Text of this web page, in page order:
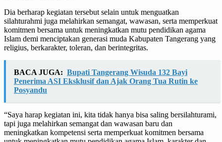
Dia berharap kegiatan tersebut selain untuk menguatkan
silahturahmi juga melahirkan semangat, wawasan, serta memperkuat
komitmen bersama untuk meningkatkan mutu pendidikan agama
Islam demi menciptakan generasi muda Kabupaten Tangerang yang
religius, berkarakter, toleran, dan berintegritas.
BACA JUGA: Bupati Tangerang Wisuda 132 Bayi
Penerima ASI Eksklusif dan Ajak Orang Tua Rutin ke
Posyandu
“Saya harap kegiatan ini, kita tidak hanya bisa saling bersilahturami,
tapi juga melahirkan semangat dan wawasan baru dan
meningkatkan kompetensi serta memperkuat komitmen bersama